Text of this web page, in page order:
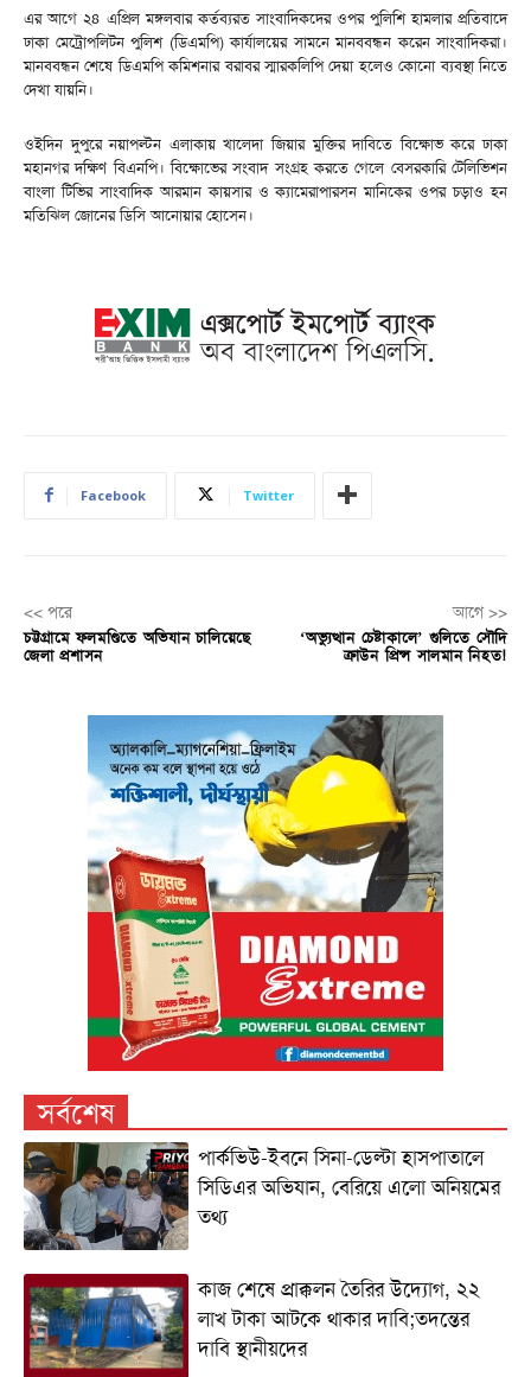
এর আগে ২৪ এপ্রিল মঙ্গলবার কর্তব্যরত সাংবাদিকদের ওপর পুলিশি হামলার প্রতিবাদে
ঢাকা মেট্রোপলিটন পুলিশ (ডিএমপি) কার্যালয়ের সামনে মানববন্ধন করেন সাংবাদিকরা।
মানববন্ধন শেষে ডিএমপি কমিশনার বরাবর স্মারকলিপি দেয়া হলেও কোনো ব্যবস্থা নিতে
দেখা যায়নি।
ওইদিন দুপুরে নয়াপল্টন এলাকায় খালেদা জিয়ার মুক্তির দাবিতে বিক্ষোভ করে ঢাকা
মহানগর দক্ষিণ বিএনপি। বিক্ষোভের সংবাদ সংগ্রহ করতে গেলে বেসরকারি টেলিভিশন
বাংলা টিভির সাংবাদিক আরমান কায়সার ও ক্যামেরাপারসন মানিকের ওপর চড়াও হন
মতিঝিল জোনের ডিসি আনোয়ার হোসেন।
Facebook Twitter
<< পরে
চট্টগ্রামে ফলমণ্ডিতে অভিযান চালিয়েছে
জেলা প্রশাসন
আগে >>
‘অভ্যুত্থান চেষ্টাকালে’ গুলিতে সৌদি
ক্রাউন প্রিন্স সালমান নিহত!
সর্বশেষ
পার্কভিউ-ইবনে সিনা-ডেল্টা হাসপাতালে
সিডিএর অভিযান, বেরিয়ে এলো অনিয়মের
তথ্য
কাজ শেষে প্রাক্কলন তৈরির উদ্যোগ, ২২
লাখ টাকা আটকে থাকার দাবি;তদন্তের
দাবি স্থানীয়দের